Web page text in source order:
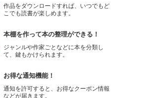
作品をダウンロードすれば、いつでもど
こでも読書が楽しめます。
本棚を作って本の整理ができる！
ジャンルや作家ごとなどに本を分類し
て、鍵もかけられます。
お得な通知機能！
通知を許可すると、お得なクーポン情報
などが届きます。